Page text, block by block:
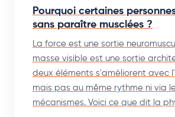
Pourquoi certaines
sans paraître musclées ?
La force est une sortie
masse visible est une sortie
deux éléments s'améliorent avec
mais pas au même rythme ni via
mécanismes. Voici ce que dit la